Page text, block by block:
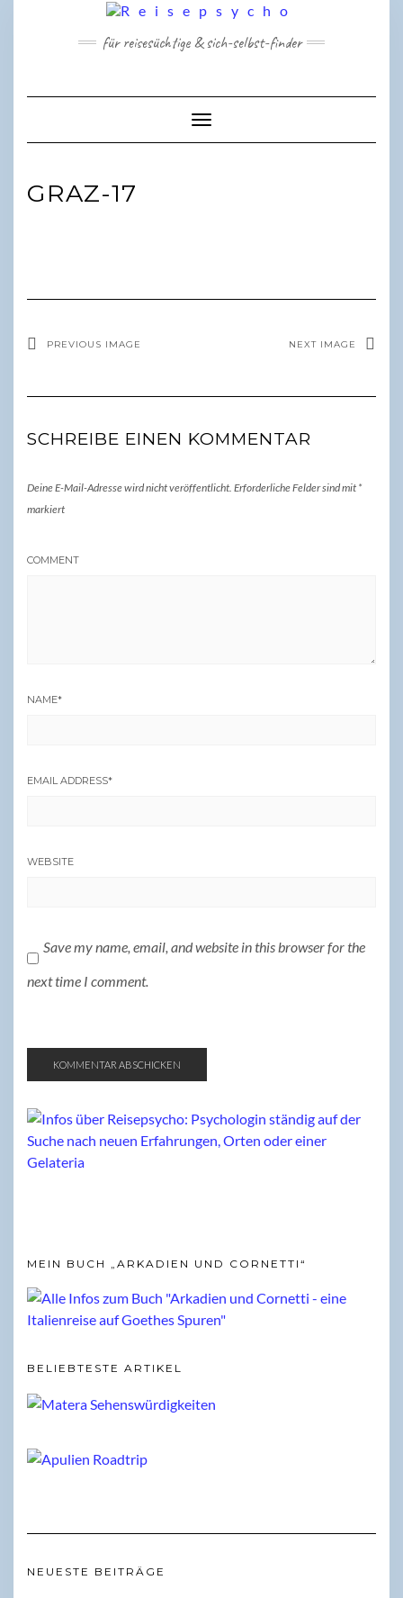
für reisesüchtige & sich-selbst-finder
Toggle Navigation
GRAZ-17
PREVIOUS IMAGE NEXT IMAGE
SCHREIBE EINEN KOMMENTAR
Deine E-Mail-Adresse wird nicht veröffentlicht. Erforderliche Felder sind mit *
markiert
COMMENT
NAME*
EMAIL ADDRESS*
WEBSITE
Save my name, email, and website in this browser for the
next time I comment.
MEIN BUCH „ARKADIEN UND CORNETTI“
BELIEBTESTE ARTIKEL
NEUESTE BEITRÄGE